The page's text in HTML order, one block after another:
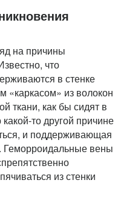
на причины
что
в стенке
«каркасом» из волокон
ткани, как бы сидят в
то другой причине
и поддерживающая
Геморроидальные вены
из стенки